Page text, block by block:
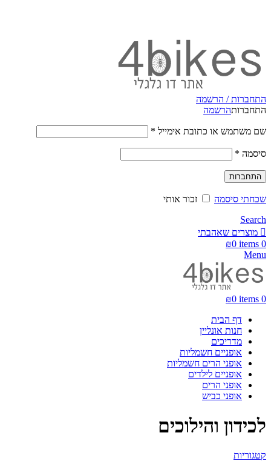
התחברות / הרשמה
התחברותהרשמה
שם משתמש או כתובת אימייל *
סיסמה *
התחברות
שכחתי סיסמה
זכור אותי
Search
מוצרים שאהבתי
0
items
₪0
Menu
0
items
₪0
דף הבית
חנות אונליין
מדריכים
אופניים חשמליות
אופני הרים חשמליות
אופניים לילדים
אופני הרים
אופני כביש
לכידון והילוכים
קטגוריות